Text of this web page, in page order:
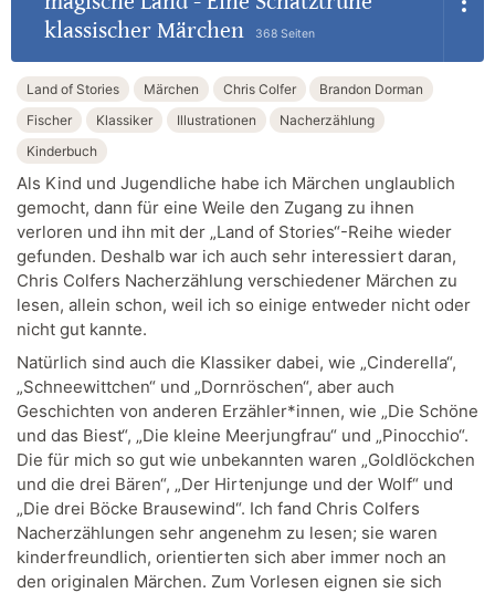
klassischer Märchen
368 Seiten
Land of Stories Märchen Chris Colfer
Brandon Dorman
Fischer
Klassiker Illustrationen
Nacherzählung
Kinderbuch
Als Kind und Jugendliche habe ich Märchen unglaublich
gemocht, dann für eine Weile den Zugang zu ihnen
verloren und ihn mit der „Land of Stories“-Reihe wieder
gefunden. Deshalb war ich auch sehr interessiert daran,
Chris Colfers Nacherzählung verschiedener Märchen zu
lesen, allein schon, weil ich so einige entweder nicht oder
nicht gut kannte.
Natürlich sind auch die Klassiker dabei, wie „Cinderella“,
„Schneewittchen“ und „Dornröschen“, aber auch
Geschichten von anderen Erzähler*innen, wie „Die Schöne
und das Biest“, „Die kleine Meerjungfrau“ und „Pinocchio“.
Die für mich so gut wie unbekannten waren „Goldlöckchen
und die drei Bären“, „Der Hirtenjunge und der Wolf“ und
„Die drei Böcke Brausewind“. Ich fand Chris Colfers
Nacherzählungen sehr angenehm zu lesen; sie waren
kinderfreundlich, orientierten sich aber immer noch an
den originalen Märchen. Zum Vorlesen eignen sie sich